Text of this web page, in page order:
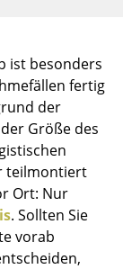
ist besonders
fertig
der
Größe des
teilmontiert
Ort: Nur
. Sollten Sie
vorab